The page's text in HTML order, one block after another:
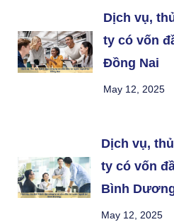
Dịch vụ,
ty có vốn
Đồng Nai
May 12, 2025
Dịch vụ,
ty có vốn
Bình
May 12, 2025